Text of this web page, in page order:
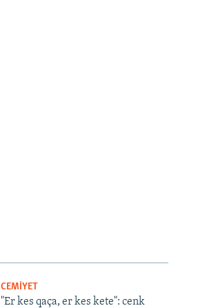
CEMİYET
"Er kes qaça, er kes kete": cenk